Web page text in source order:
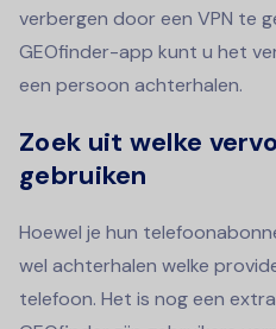
verbergen door een VPN te
GEOfinder-app kunt u het
een persoon achterhalen.
Zoek uit welke
gebruiken
Hoewel je hun
wel achterhalen welke
telefoon. Het is nog een